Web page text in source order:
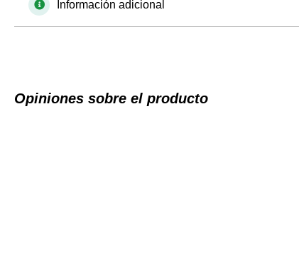
Información adicional
Opiniones sobre el producto